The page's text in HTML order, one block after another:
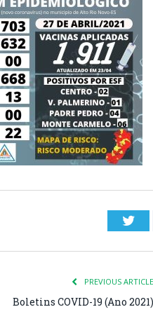
PREVIOUS ARTICLE
Boletins COVID-19 (Ano 2021)